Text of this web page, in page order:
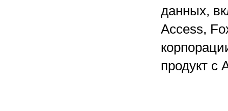
данных,
Access,
продукт с